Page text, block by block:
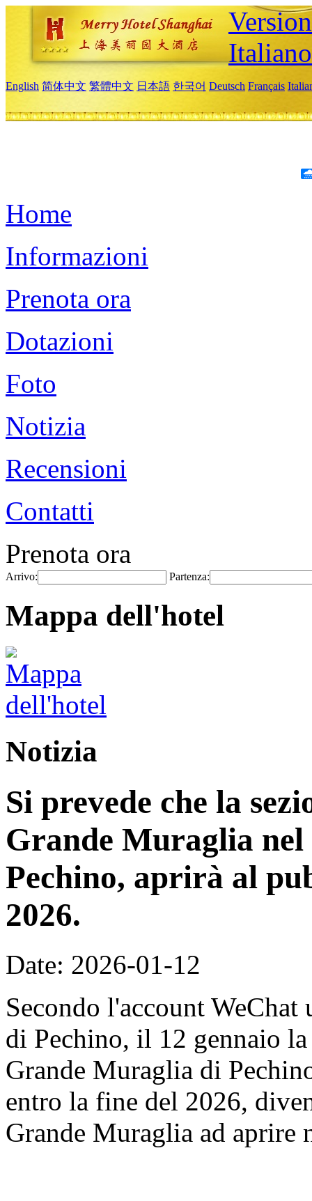
Italiano
English 简体中文 繁體中文 日本語 한국어 Deutsch Français
Home
Informazioni
Prenota ora
Dotazioni
Foto
Notizia
Recensioni
Contatti
Prenota ora
Arrivo: Partenza:
Mappa dell'hotel
Notizia
Si prevede che la
Grande Muraglia
Pechino, aprirà al
2026.
Date: 2026-01-12
Secondo l'account
di Pechino, il 12 gennaio
Grande Muraglia di
entro la fine del 2026,
Grande Muraglia ad aprire